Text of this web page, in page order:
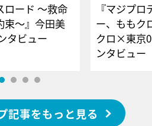
ロード ～救命
束～』今田美
ンタビュー
『マジプロ
ー、ももク
クロ×東京
ンタビュー
記事をもっと見る